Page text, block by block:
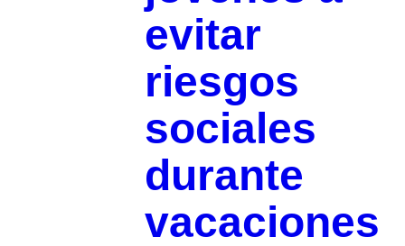
evitar
riesgos
sociales
durante
vacaciones